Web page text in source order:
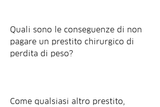
Quali sono le conseguenze di non
pagare un prestito chirurgico di
perdita di peso?
Come qualsiasi altro prestito,